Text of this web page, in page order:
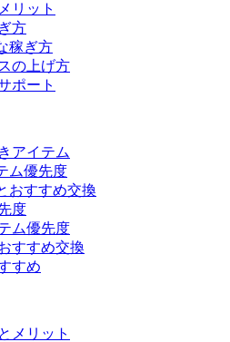
リット
方
稼ぎ方
の上げ方
ポート
アイテム
ム優先度
おすすめ交換
度
ム優先度
すすめ交換
すめ
メリット